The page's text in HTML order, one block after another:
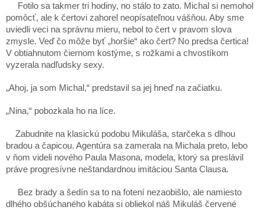
Fotilo sa takmer tri hodiny, no stálo to zato. Michal si nemohol
pomôcť, ale k čertovi zahorel neopísateľnou vášňou. Aby sme
uviedli veci na správnu mieru, nebol to čert v pravom slova
zmysle. Veď čo môže byť „horšie“ ako čert? No predsa čertica!
V obtiahnutom čiernom kostýme, s rožkami a chvostíkom
vyzerala nadľudsky sexy.
„Ahoj, ja som Michal,“ predstavil sa jej hneď na začiatku.
„Nina,“ pobozkala ho na líce.
Zabudnite na klasickú podobu Mikuláša, starčeka s dlhou
bradou a čapicou. Agentúra sa zamerala na Michala preto, lebo
v ňom videli nového Paula Masona, modela, ktorý sa preslávil
práve progresívne neštandardnou imitáciou Santa Clausa.
Bez brady a šedín sa to na fotení nezaobišlo, ale namiesto
dlhého obšúchaného kabáta si obliekol náš Mikuláš červené